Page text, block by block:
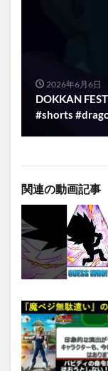
2026年6月6日
DOKKAN
#shorts
関連の動画記事